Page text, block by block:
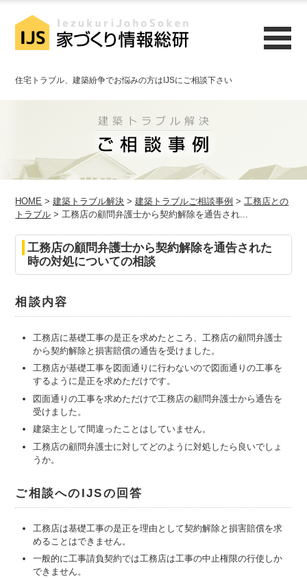
住宅トラブル、建築紛争でお悩みの方はIJSにご相談下さい
HOME >建築トラブル解決 >建築トラブルご相談事例 >工務店との
トラブル > 工務店の顧問弁護士から契約解除を通告され...
工務店の顧問弁護士から契約解除を通告された
時の対処についての相談
相談内容
工務店に基礎工事の是正を求めたところ、工務店の顧問弁護士
から契約解除と損害賠償の通告を受けました。
工務店が基礎工事を図面通りに行わないので図面通りの工事を
するように是正を求めただけです。
図面通りの工事を求めただけで工務店の顧問弁護士から通告を
受けました。
建築主として間違ったことはしていません。
工務店の顧問弁護士に対してどのように対処したら良いでしょ
うか。
ご相談へのIJSの回答
工務店は基礎工事の是正を理由として契約解除と損害賠償を求
めることはできません。
一般的に工事請負契約では工務店は工事の中止権限の行使しか
できません。